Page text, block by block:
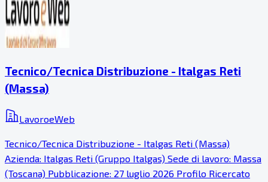
Tecnico/Tecnica Distribuzione - Italgas Reti
(Massa)
LavoroeWeb
Tecnico/Tecnica Distribuzione - Italgas Reti (Massa)
Azienda: Italgas Reti (Gruppo Italgas) Sede di lavoro: Massa
(Toscana) Pubblicazione: 27 luglio 2026 Profilo Ricercato